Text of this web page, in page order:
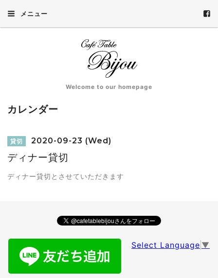
メニュー
Welcome to our homepage
カレンダー
貸切 2020-09-23 (Wed)
ディナー貸切
ディナー貸切とさせていただきます
Select Language ▼